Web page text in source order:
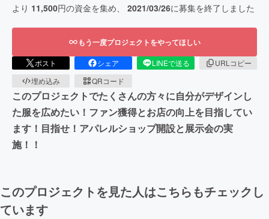
より 11,500円の資金を集め、 2021/03/26に募集を終了しました
もう一度プロジェクトをやってほしい
ポスト シェア LINEで送る
URLコピー
埋め込み
QRコード
このプロジェクトでたくさんの方々に自分がデザインし
た服を広めたい！ファン獲得とお店の向上を目指してい
ます！目指せ！アパレルショップ開設と展示会の実
施！！
このプロジェクトを見た人はこちらもチェックし
ています